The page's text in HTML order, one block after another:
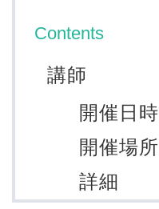
Contents
講師
開催日時
開催場所
詳細